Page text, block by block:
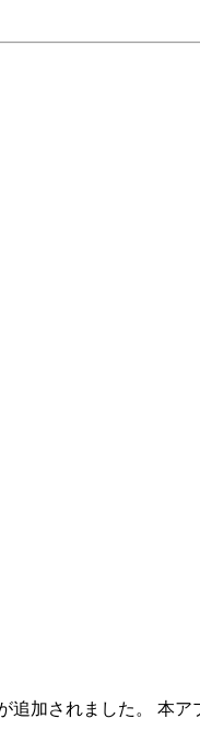
追加されました。 本